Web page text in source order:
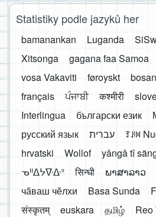
Statistiky podle jazyků her
bamanankan Luganda
Xitsonga
gagana faa Samoa
vosa Vakaviti
føroyskt
français
ਪੰਜਾਬੀ कश्मीरी
Interlingua
български език
русский язык
עברית ꆈꌠ꒿
hrvatski
Wollof yângâ tî
ᓀᐦᐃᔭᐍᐏᐣ
सिन्धी ພາສາລາວ
чӑваш чӗлхи
Basa Sunda
संस्कृतम्
euskara தமிழ் Reo